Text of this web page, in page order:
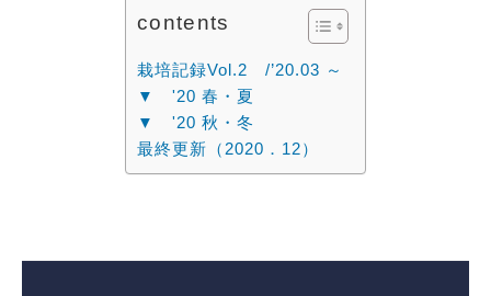
contents
栽培記録Vol.2 /’20.03 ～
▼ '20 春・夏
▼ '20 秋・冬
最終更新（2020．12）